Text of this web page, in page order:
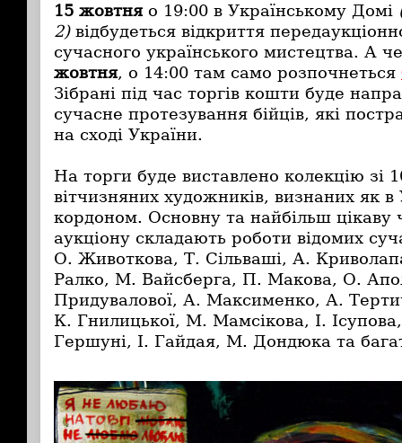
15 жовтняо 19:00 в Українському Домі
2)відбудеться відкриття
сучасного українського мистецтва. А
жовтня, о 14:00 там само розпочнеться
Зібрані під час торгів кошти буде
сучасне протезування бійців, які
на сході України.
На торги буде виставлено колекцію зі
вітчизняних художників, визнаних як в
кордоном. Основну та найбільш цікаву
аукціону складають роботи відомих
О. Животкова, Т. Сільваші, А.
Ралко, М. Вайсберга, П. Макова, О.
Придувалової, А. Максименко, А.
К. Гнилицької, М. Мамсікова, І.
Гершуні, І. Гайдая, М. Дондюка та